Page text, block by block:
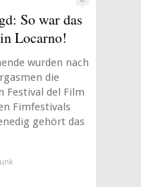
So war das
Locarno!
wurden nach
die
Festival del Film
Fimfestivals
gehört das